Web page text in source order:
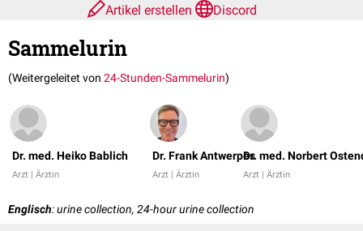
Artikel erstellen
Discord
Sammelurin
(Weitergeleitet von 24-Stunden-Sammelurin)
Dr. med. Heiko Bablich
Arzt | Ärztin
Dr. Frank Antwerpes
Arzt | Ärztin
Dr. med. Norbert
Arzt | Ärztin
Englisch: urine collection, 24-hour urine collection